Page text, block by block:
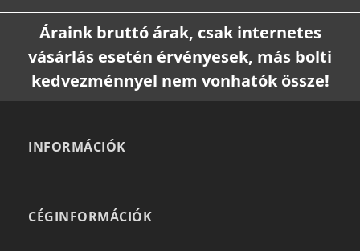
Áraink bruttó árak, csak internetes
vásárlás esetén érvényesek, más bolti
kedvezménnyel nem vonhatók össze!
INFORMÁCIÓK
CÉGINFORMÁCIÓK